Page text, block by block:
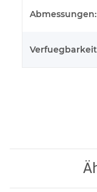
Abmessungen: